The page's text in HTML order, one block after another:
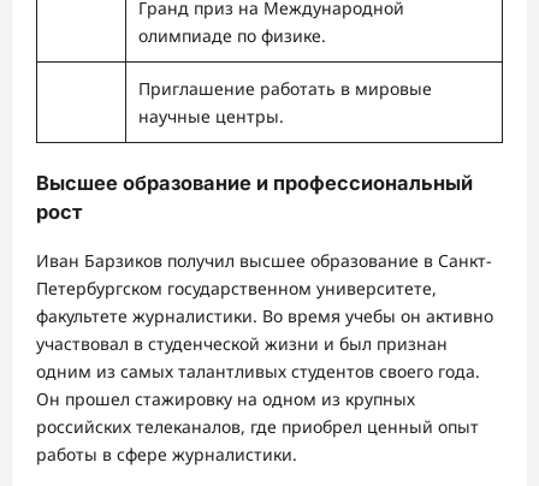
Гранд приз на Международной
олимпиаде по физике.
Приглашение работать в мировые
научные центры.
Высшее образование и профессиональный
рост
Иван Барзиков получил высшее образование в Санкт-
Петербургском государственном университете,
факультете журналистики. Во время учебы он активно
участвовал в студенческой жизни и был признан
одним из самых талантливых студентов своего года.
Он прошел стажировку на одном из крупных
российских телеканалов, где приобрел ценный опыт
работы в сфере журналистики.